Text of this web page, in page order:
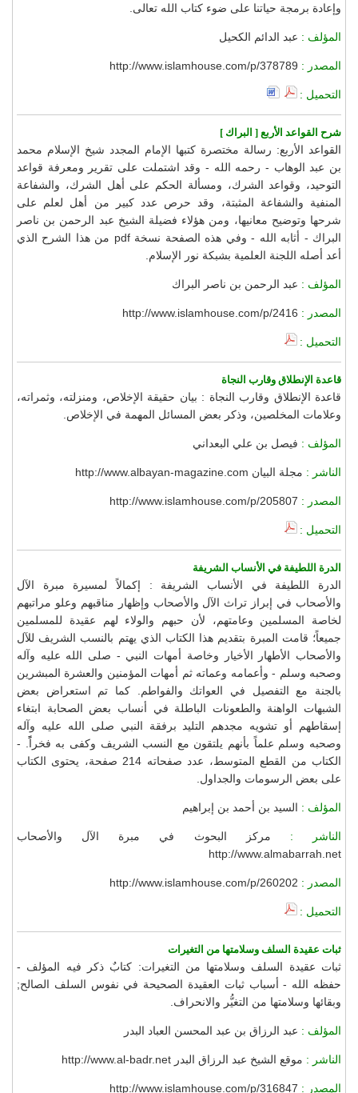
وإعادة برمجة حياتنا على ضوء كتاب الله تعالى.
المؤلف : عبد الدائم الكحيل
المصدر : http://www.islamhouse.com/p/378789
التحميل :
شرح القواعد الأربع [ البراك ]
القواعد الأربع: رسالة مختصرة كتبها الإمام المجدد شيخ الإسلام محمد
بن عبد الوهاب - رحمه الله - وقد اشتملت على تقرير ومعرفة قواعد
التوحيد، وقواعد الشرك، ومسألة الحكم على أهل الشرك، والشفاعة
المنفية والشفاعة المثبتة، وقد حرص عدد كبير من أهل لعلم على
شرحها وتوضيح معانيها، ومن هؤلاء فضيلة الشيخ عبد الرحمن بن ناصر
البراك - أثابه الله - وفي هذه الصفحة نسخة pdf من هذا الشرح الذي
أعد أصله اللجنة العلمية بشبكة نور الإسلام.
المؤلف : عبد الرحمن بن ناصر البراك
المصدر : http://www.islamhouse.com/p/2416
التحميل :
قاعدة الإنطلاق وقارب النجاة
قاعدة الإنطلاق وقارب النجاة : بيان حقيقة الإخلاص، ومنزلته، وثمراته،
وعلامات المخلصين، وذكر بعض المسائل المهمة في الإخلاص.
المؤلف : فيصل بن علي البعداني
الناشر : مجلة البيان http://www.albayan-magazine.com
المصدر : http://www.islamhouse.com/p/205807
التحميل :
الدرة اللطيفة في الأنساب الشريفة
الدرة اللطيفة في الأنساب الشريفة : إكمالاً لمسيرة مبرة الآل
والأصحاب في إبراز تراث الآل والأصحاب وإظهار مناقبهم وعلو مراتبهم
لخاصة المسلمين وعامتهم، لأن حبهم والولاء لهم عقيدة للمسلمين
جميعاً؛ قامت المبرة بتقديم هذا الكتاب الذي يهتم بالنسب الشريف للآل
والأصحاب الأطهار الأخيار وخاصة أمهات النبي - صلى الله عليه وآله
وصحبه وسلم - وأعمامه وعماته ثم أمهات المؤمنين والعشرة المبشرين
بالجنة مع التفصيل في العواتك والفواطم. كما تم استعراض بعض
الشبهات الواهنة والطعونات الباطلة في أنساب بعض الصحابة ابتغاء
إسقاطهم أو تشويه مجدهم التليد برفقة النبي صلى الله عليه وآله
وصحبه وسلم علماً بأنهم يلتقون مع النسب الشريف وكفى به فخراًً. -
الكتاب من القطع المتوسط، عدد صفحاته 214 صفحة، يحتوى الكتاب
على بعض الرسومات والجداول.
المؤلف : السيد بن أحمد بن إبراهيم
الناشر : مركز البحوث في مبرة الآل والأصحاب
http://www.almabarrah.net
المصدر : http://www.islamhouse.com/p/260202
التحميل :
ثبات عقيدة السلف وسلامتها من التغيرات
ثبات عقيدة السلف وسلامتها من التغيرات: كتابٌ ذكر فيه المؤلف -
حفظه الله - أسباب ثبات العقيدة الصحيحة في نفوس السلف الصالح;
وبقائها وسلامتها من التغيُّر والانحراف.
المؤلف : عبد الرزاق بن عبد المحسن العباد البدر
الناشر : موقع الشيخ عبد الرزاق البدر http://www.al-badr.net
المصدر : http://www.islamhouse.com/p/316847